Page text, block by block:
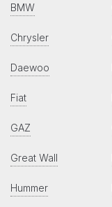
BMW
Chrysler
Daewoo
Fiat
GAZ
Great Wall
Hummer